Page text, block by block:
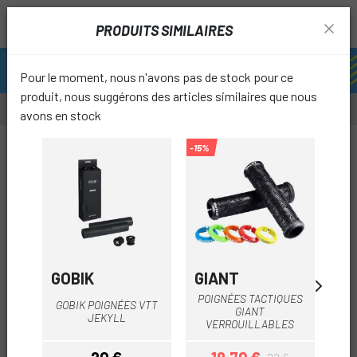
PRODUITS SIMILAIRES
Pour le moment, nous n'avons pas de stock pour ce
produit, nous suggérons des articles similaires que nous
avons en stock
GOBIK
GOBIK POIGNÉES VTT
JEKYLL
-15%
GIANT
POIGNÉES TACTIQUES
GIANT
VERROUILLABLES